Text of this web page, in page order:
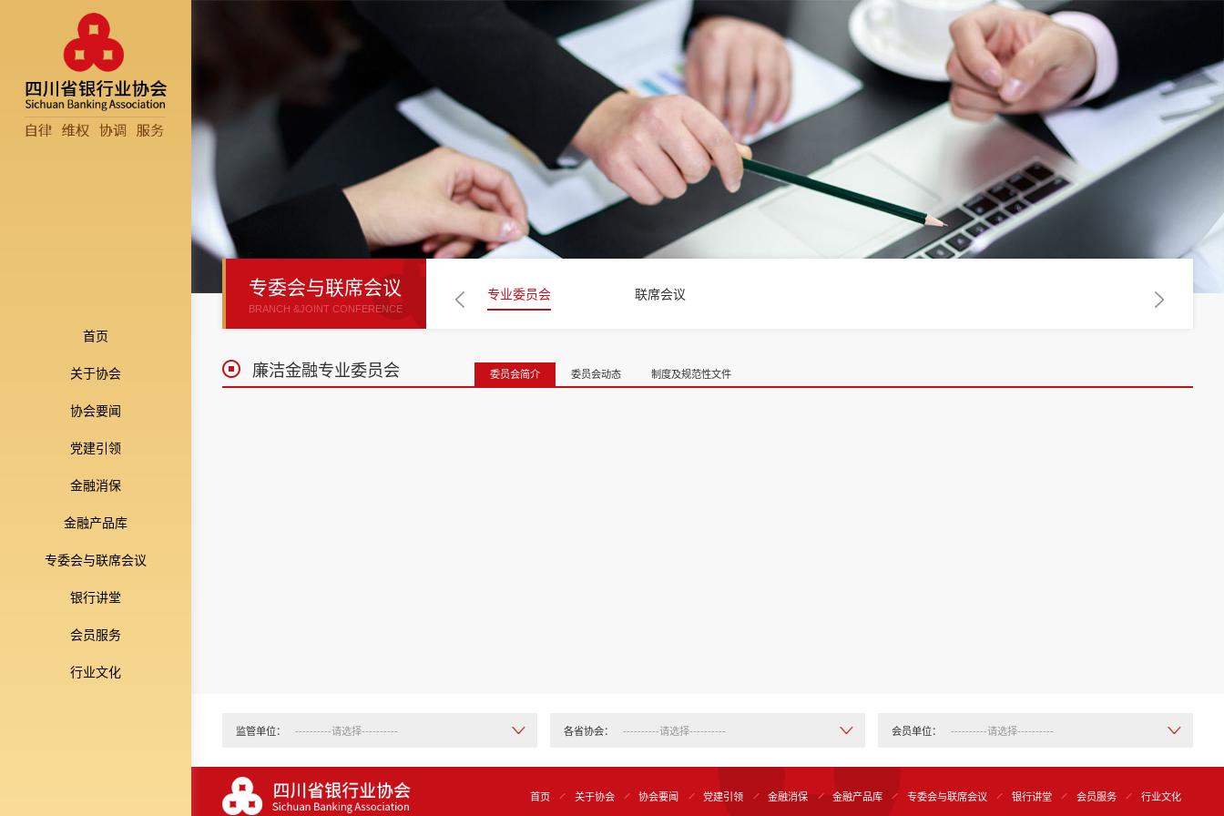
首页
关于协会
协会要闻
党建引领
金融消保
金融产品库
专委会与联席会议
银行讲堂
会员服务
行业文化
搜索 SEARCH
扫一扫 SCAN
关注手机端
关注微信公众号
专委会与联席会议
BRANCH &JOINT CONFERENCE
专业委员会 联席会议
廉洁金融专业委员会 委员会简介 委员会动态 制度及规范性文件
监管单位： 各省协会： 会员单位：
首页 关于协会 协会要闻 党建引领 金融消保 金融产品库 专委会与联席会议 银行讲堂 会员服务 行业文化